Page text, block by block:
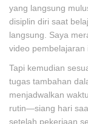
yang langsung
disiplin diri saat
langsung. Saya
video pembelajaran
Tapi kemudian
tugas tambahan
menjadwalkan
rutin—siang hari
setelah pekerjaan